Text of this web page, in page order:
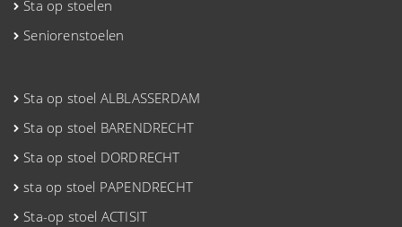
Sta op stoelen
Seniorenstoelen
Sta op stoel ALBLASSERDAM
Sta op stoel BARENDRECHT
Sta op stoel DORDRECHT
sta op stoel PAPENDRECHT
Sta-op stoel ACTISIT